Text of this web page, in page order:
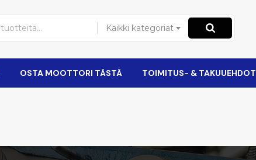
Kaikki kategoriat
OSTA MOOTTORI TÄSTÄ TOIMITUS- & TAKUUEHDOT